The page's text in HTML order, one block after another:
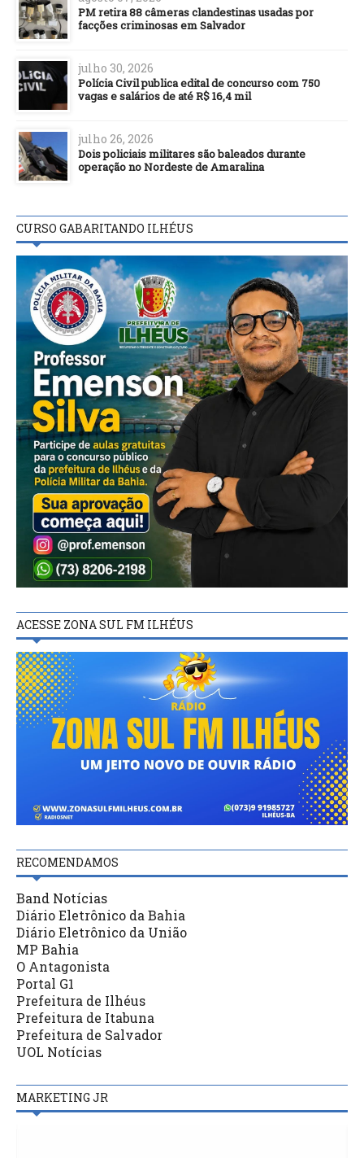
PM retira 88 câmeras clandestinas usadas por
facções criminosas em Salvador
julho 30, 2026
Polícia Civil publica edital de concurso com 750
vagas e salários de até R$ 16,4 mil
julho 26, 2026
Dois policiais militares são baleados durante
operação no Nordeste de Amaralina
CURSO GABARITANDO ILHÉUS
ACESSE ZONA SUL FM ILHÉUS
RECOMENDAMOS
Band Notícias
Diário Eletrônico da Bahia
Diário Eletrônico da União
MP Bahia
O Antagonista
Portal G1
Prefeitura de Ilhéus
Prefeitura de Itabuna
Prefeitura de Salvador
UOL Notícias
MARKETING JR